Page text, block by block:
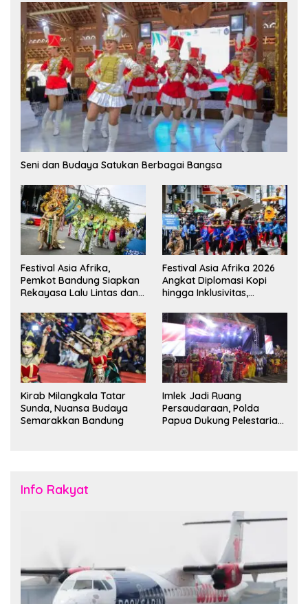
Seni dan Budaya Satukan Berbagai Bangsa
Festival Asia Afrika,
Pemkot Bandung Siapkan
Rekayasa Lalu Lintas dan
Festival Asia Afrika 2026
Angkat Diplomasi Kopi
hingga Inklusivitas,
Duta Besar
Kirab Milangkala Tatar
Sunda, Nuansa Budaya
Semarakkan Bandung
Imlek Jadi Ruang
Persaudaraan, Polda
Papua Dukung Pelestarian
Info Rakyat